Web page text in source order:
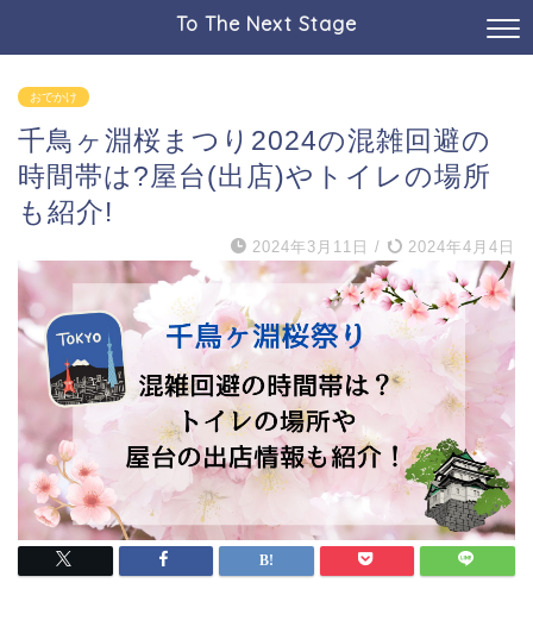
To The Next Stage
おでかけ
千鳥ヶ淵桜まつり2024の混雑回避の
時間帯は?屋台(出店)やトイレの場所
も紹介!
2024年3月11日 / 2024年4月4日